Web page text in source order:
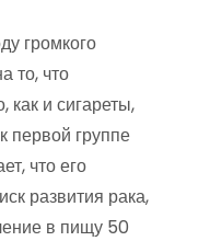
громкого
то, что
как и сигареты,
первой группе
что его
развития рака,
в пищу 50